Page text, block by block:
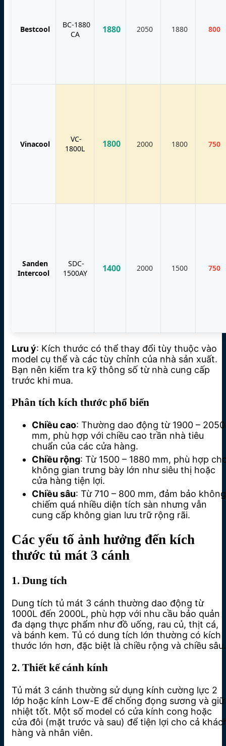
Bestcool
BC-1880
CA
1880 2050 1880 800
Vinacool
VC-
1800L
1800 2000 1800 750
Sanden
Intercool
SDC-
1500AY
1400 2000 1500 750
Lưu ý: Kích thước có thể thay đổi tùy thuộc vào
model cụ thể và các tùy chỉnh của nhà sản xuất.
Bạn nên kiểm tra kỹ thông số từ nhà cung cấp
trước khi mua.
Phân tích kích thước phổ biến
Chiều cao: Thường dao động từ 1900 – 2050
mm, phù hợp với chiều cao trần nhà tiêu
chuẩn của các cửa hàng.
Chiều rộng: Từ 1500 – 1880 mm, phù hợp
không gian trưng bày lớn như siêu thị hoặc
cửa hàng tiện lợi.
Chiều sâu: Từ 710 – 800 mm, đảm bảo không
chiếm quá nhiều diện tích sàn nhưng vẫn
cung cấp không gian lưu trữ rộng rãi.
Các yếu tố ảnh hưởng đến kích
thước tủ mát 3 cánh
1. Dung tích
Dung tích tủ mát 3 cánh thường dao động từ
1000L đến 2000L, phù hợp với nhu cầu bảo quản
đa dạng thực phẩm như đồ uống, rau củ, thịt cá,
và bánh kem. Tủ có dung tích lớn thường có kích
thước lớn hơn, đặc biệt là chiều rộng và chiều sâu.
2. Thiết kế cánh kính
Tủ mát 3 cánh thường sử dụng kính cường lực 2
lớp hoặc kính Low-E để chống đọng sương và giữ
nhiệt tốt. Một số model có cửa kính cong hoặc
cửa đôi (mặt trước và sau) để tiện lợi cho cả
hàng và nhân viên.